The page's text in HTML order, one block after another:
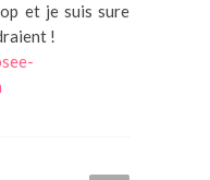
et je suis sure
!